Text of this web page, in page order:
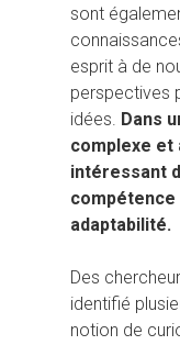
sont
esprit à de
perspectives
idées. Dans
complexe et
intéressant
adaptabilité.
Des
identifié
notion de